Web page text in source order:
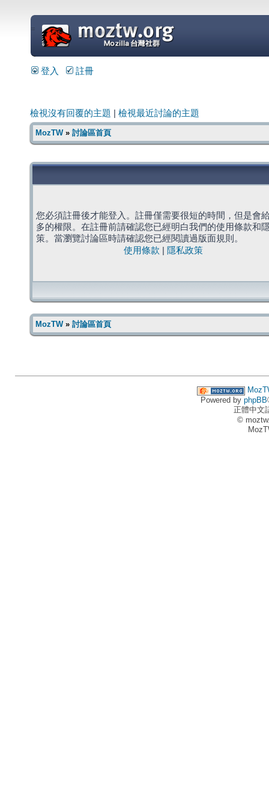
=
登入 註冊
檢視沒有回覆的主題 檢視最近討論的主題
MozTW» 討論區首頁
您必須註冊後才能登入。註冊僅需要很短的時間，但是會
多的權限。在註冊前請確認您已經明白我們的使用條款和
策。當瀏覽討論區時請確認您已經閱讀過版面規則。
使用條款
隱私政策
MozTW» 討論區首頁
Powered by phpBB
正體中文
©